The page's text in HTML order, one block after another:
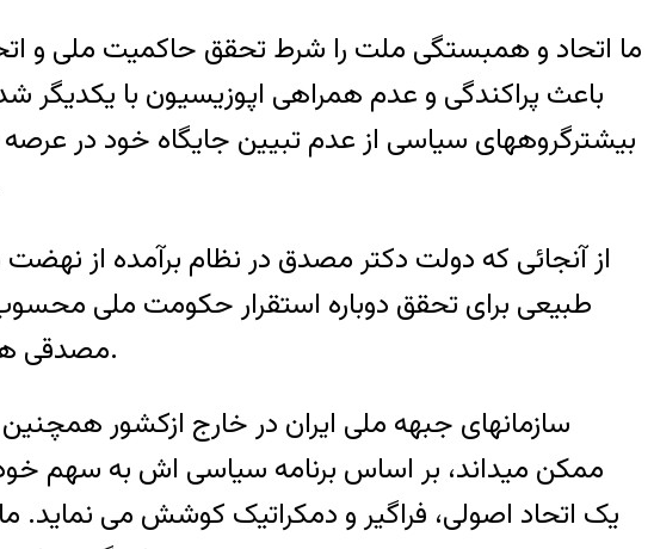
ما اتحاد و همبستگی ملت را شرط تحقق حاکمیت ملی و
باعث پراکندگی و عدم همراهی اپوزیسیون با یکدیگر
بیشترگروههای سیاسی از عدم تبیین جایگاه خود در
از آنجائی که دولت دکتر مصدق در نظام برآمده از
طبیعی برای تحقق دوباره استقرار حکومت ملی
مصدقی ها را ممکن و آن را قدم اول در راه اتحاد بخش هایی از اپوزیسیون دموکرات تلقی می کند.
سازمانهای جبهه ملی ایران در خارج ازکشور
ممکن میداند، بر اساس برنامه سیاسی اش به سهم خود
یک اتحاد اصولی، فراگیر و دمکراتیک کوشش می نماید.